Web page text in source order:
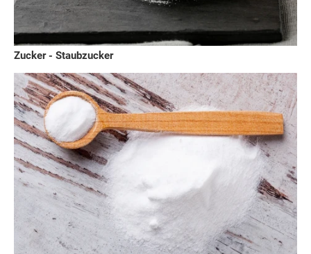
Zucker - Staubzucker